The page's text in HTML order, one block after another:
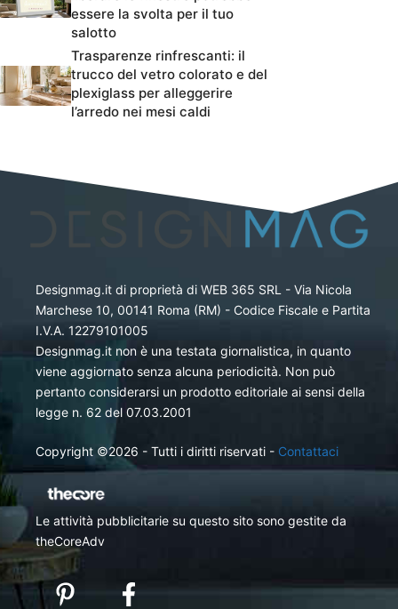
essere la svolta per il tuo
salotto
Trasparenze rinfrescanti: il
trucco del vetro colorato e del
plexiglass per alleggerire
l’arredo nei mesi caldi
Designmag.it di proprietà di WEB 365 SRL - Via Nicola
Marchese 10, 00141 Roma (RM) - Codice Fiscale e Partita
I.V.A. 12279101005
Designmag.it non è una testata giornalistica, in quanto
viene aggiornato senza alcuna periodicità. Non può
pertanto considerarsi un prodotto editoriale ai sensi della
legge n. 62 del 07.03.2001
Copyright ©2026 - Tutti i diritti riservati - Contattaci
Le attività pubblicitarie su questo sito sono gestite da
theCoreAdv